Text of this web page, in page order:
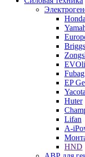
Honda
Fubag
EP
Yacota
Huter
Lifan
A-
HND